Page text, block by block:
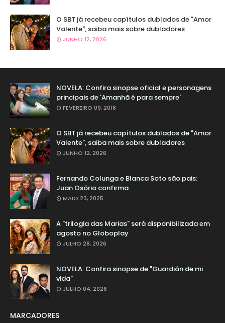
O SBT já recebeu capítulos dublados de "Amor
Valente", saiba mais sobre dubladores
JUNHO 12, 2026
NOVELA: Confira sinopse oficial e personagens
principais de 'Amanhã é para sempre'
FEVEREIRO 09, 2018
O SBT já recebeu capítulos dublados de "Amor
Valente", saiba mais sobre dubladores
JUNHO 12, 2026
Fernando Colunga e Blanca Soto são pais:
Juan Osório confirma
MAIO 23, 2025
A "trilogia das Marias" será disponibilizada em
agosto no Globoplay
JULHO 28, 2026
NOVELA: Confira sinopse de "Guardián de mi
vida"
JULHO 04, 2026
MARCADORES